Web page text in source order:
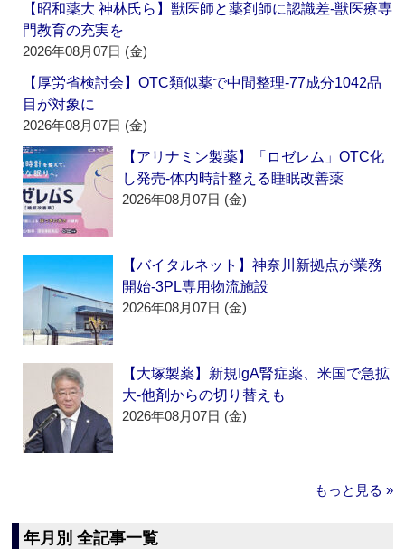
【昭和薬大 神林氏ら】獣医師と薬剤師に認識差‐獣医療専
門教育の充実を
2026年08月07日 (金)
【厚労省検討会】OTC類似薬で中間整理‐77成分1042品
目が対象に
2026年08月07日 (金)
【アリナミン製薬】「ロゼレム」OTC化
し発売‐体内時計整える睡眠改善薬
2026年08月07日 (金)
【バイタルネット】神奈川新拠点が業務
開始‐3PL専用物流施設
2026年08月07日 (金)
【大塚製薬】新規IgA腎症薬、米国で急拡
大‐他剤からの切り替えも
2026年08月07日 (金)
もっと見る »
年月別 全記事一覧